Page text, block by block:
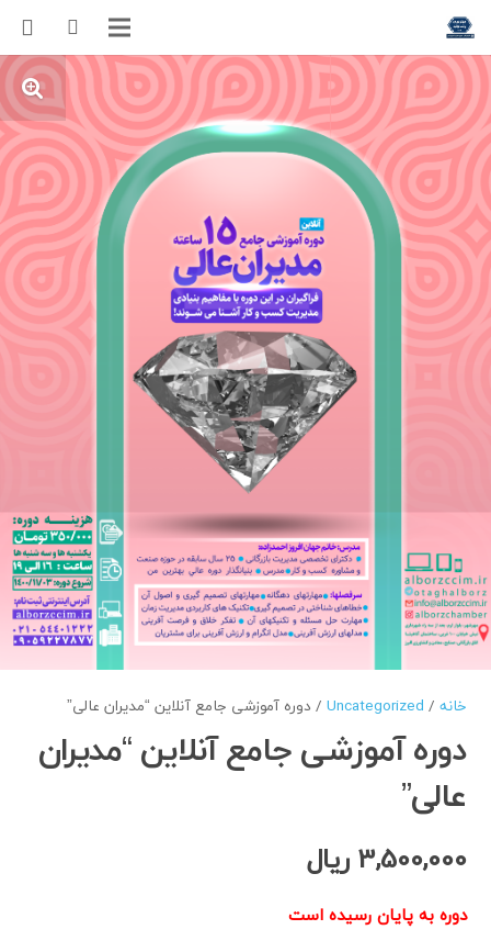
خانه /
Uncategorized / دوره آموزشی جامع آنلاین “مدیران عالی”
دوره آموزشی جامع آنلاین “مدیران
عالی”
3,500,000 ریال
دوره به پایان رسیده است